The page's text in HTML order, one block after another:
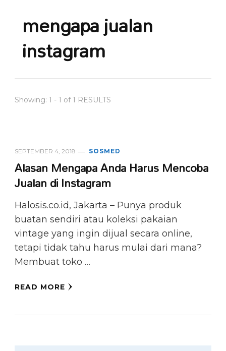
mengapa jualan
instagram
Showing: 1 - 1 of 1 RESULTS
SEPTEMBER 4, 2018 SOSMED
Alasan Mengapa Anda Harus Mencoba
Jualan di Instagram
Halosis.co.id, Jakarta – Punya produk
buatan sendiri atau koleksi pakaian
vintage yang ingin dijual secara online,
tetapi tidak tahu harus mulai dari mana?
Membuat toko …
READ MORE